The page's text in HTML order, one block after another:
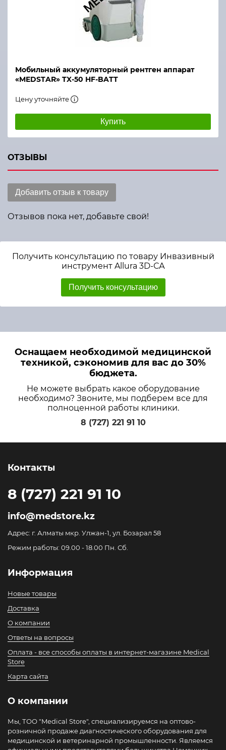
Мобильный аккумуляторный рентген аппарат
«MEDSTAR» TX-50 HF-BATT
Цену уточняйте
Купить
ОТЗЫВЫ
Добавить отзыв к товару
Отзывов пока нет, добавьте свой!
Получить консультацию по товару Инвазивный
инструмент Allura 3D-СА
Получить консультацию
Оснащаем необходимой медицинской
техникой, сэкономив для вас до 30%
бюджета.
Не можете выбрать какое оборудование
необходимо? Звоните, мы подберем все для
полноценной работы клиники.
8 (727) 221 91 10
Контакты
8 (727) 221 91 10
info@medstore.kz
Адрес: г. Алматы мкр. Улжан-1, ул. Бозарал 58
Режим работы: 09.00 - 18.00 Пн. Сб.
Информация
Новые товары
Доставка
О компании
Ответы на вопросы
Оплата - все способы оплаты в интернет-магазине Medical
Store
Карта сайта
О компании
Мы, ТОО "Medical Store", специализируемся на оптово-
розничной продаже диагностического оборудования для
медицинской и ветеринарной промышленности. Являемся